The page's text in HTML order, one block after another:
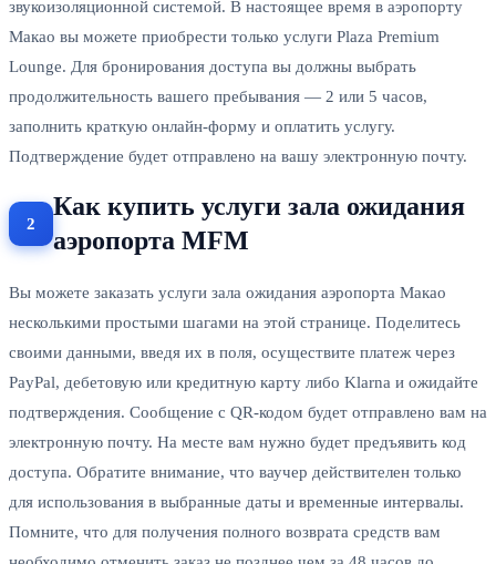
звукоизоляционной системой. В настоящее время в аэропорту
Макао вы можете приобрести только услуги Plaza Premium
Lounge. Для бронирования доступа вы должны выбрать
продолжительность вашего пребывания — 2 или 5 часов,
заполнить краткую онлайн-форму и оплатить услугу.
Подтверждение будет отправлено на вашу электронную почту.
Как купить услуги зала ожидания
аэропорта MFM
Вы можете заказать услуги зала ожидания аэропорта Макао
несколькими простыми шагами на этой странице. Поделитесь
своими данными, введя их в поля, осуществите платеж через
PayPal, дебетовую или кредитную карту либо Klarna и ожидайте
подтверждения. Сообщение с QR-кодом будет отправлено вам на
электронную почту. На месте вам нужно будет предъявить код
доступа. Обратите внимание, что ваучер действителен только
для использования в выбранные даты и временные интервалы.
Помните, что для получения полного возврата средств вам